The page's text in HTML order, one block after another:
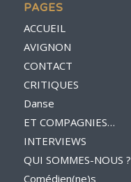
PAGES
ACCUEIL
AVIGNON
CONTACT
CRITIQUES
Danse
ET COMPAGNIES…
INTERVIEWS
QUI SOMMES-NOUS ?
Comédien(ne)s